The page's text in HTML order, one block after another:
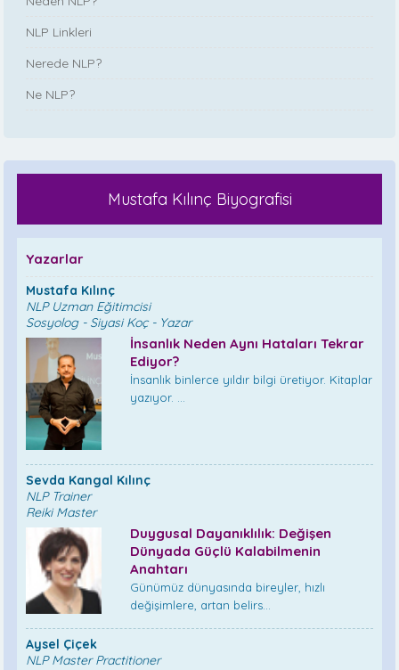
NLP Linkleri
Nerede NLP?
Ne NLP?
Mustafa Kılınç Biyografisi
Yazarlar
Mustafa Kılınç
NLP Uzman Eğitimcisi
Sosyolog - Siyasi Koç - Yazar
İnsanlık Neden Aynı Hataları Tekrar
Ediyor?
İnsanlık binlerce yıldır bilgi üretiyor. Kitaplar
yazıyor. ...
Sevda Kangal Kılınç
NLP Trainer
Reiki Master
Duygusal Dayanıklılık: Değişen
Dünyada Güçlü Kalabilmenin
Anahtarı
Günümüz dünyasında bireyler, hızlı
değişimlere, artan belirs...
Aysel Çiçek
NLP Master Practitioner